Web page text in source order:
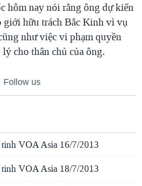
hôm nay nói rằng ông dự kiến
giới hữu trách Bắc Kinh vì vụ
như việc vi phạm quyền
cho thân chủ của ông.
Follow us
VOA Asia 16/7/2013
VOA Asia 18/7/2013